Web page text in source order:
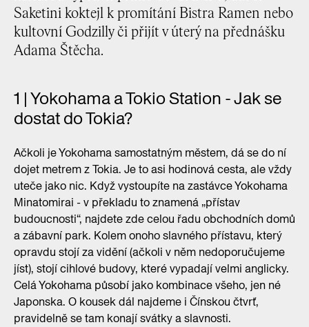
Saketini koktejl k promítání Bistra Ramen nebo
kultovní Godzilly či přijít v úterý na přednášku
Adama Štěcha.
1 | Yokohama a Tokio Station - Jak se
dostat do Tokia?
Ačkoli je Yokohama samostatným městem, dá se do ní
dojet metrem z Tokia. Je to asi hodinová cesta, ale vždy
uteče jako nic. Když vystoupíte na zastávce Yokohama
Minatomirai - v překladu to znamená „přístav
budoucnosti“, najdete zde celou řadu obchodních domů
a zábavní park. Kolem onoho slavného přístavu, který
opravdu stojí za vidění (ačkoli v něm nedoporučujeme
jíst), stojí cihlové budovy, které vypadají velmi anglicky.
Celá Yokohama působí jako kombinace všeho, jen né
Japonska. O kousek dál najdeme i Čínskou čtvrť,
pravidelně se tam konají svátky a slavnosti.